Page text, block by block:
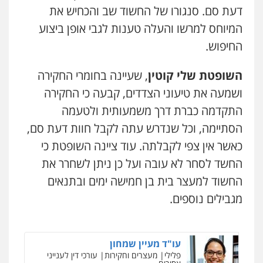
עו"ד זקי אלעברה
עו"ד מירב נוסבוים
פלילי מעצרים וחקירות נוער עורכי דין
לענייני אסירים
0522331443
רעות כהן – משרד עורכי דין
תעבורה
וחקירות
0506277425
עו"ד שאדי דבאח
פלילי פשיעה כלכלית
0505643689
דעת סם. סנגורו של החשוד שב והכחיש את
המיוחס למרשו והעלה טענות לגבי אופן ביצוע
החיפוש.
השופטת שלי קוטין, שעיינה בחומרי החקירה
ושמעה את טיעוני הצדדים, קבעה כי החקירה
התקדמה כברת דרך משמעותית ולטעמה
הסתיימה, וכל שנדרש עתה לקבל חוות דעת סם,
כאשר אין צפי לקבלתה. עוד ציינה השופטת כי
החשד לסחר לא עובה ועל כן ניתן לשחרר את
החשוד למעצר בית בן חמישה ימים ובתנאים
מגבילים נוספים.
0523647066
0545437431
עו"ד עלי סעדי
פשיעה חמורה ליווי וייצוג בחקירות
ומעצרים
0508824984
עו"ד תומר בנישתי
פלילי מעצרים וחקירות צווארון לבן פשיעה
חמורה
עו"ד מעיין שמחון
פלילי מעצרים וחקירות עורכי דין לענייני
צילום עורכי דין שירותים מקצועיים לעורכי
דין
0504578527